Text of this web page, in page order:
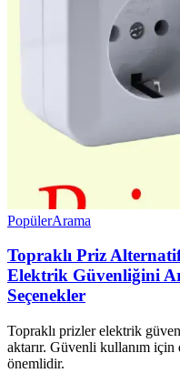
PopülerArama
Topraklı Priz
Elektrik Güvenliğini
Seçenekler
Topraklı prizler elektrik
aktarır. Güvenli kullanım
önemlidir.